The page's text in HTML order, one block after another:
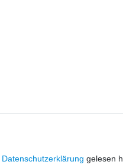
Daten­schutz­erklärung gelesen